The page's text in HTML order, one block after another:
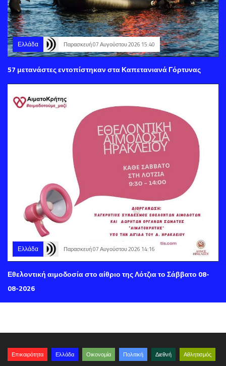
Ελλάδα Παρασκευή 07 Αυγούστου 2026 15:40
57 μετανάστες εντοπίστηκαν στα Καπετανιανά Γόρτυνας
Ελλάδα Παρασκευή 07 Αυγούστου 2026 14:16
Εθελοντική αιμοδοσία στο αίθριο της Λότζια το Σάββατο 08-
08-2026
Επικαιρότητα Ελλάδα Οικονομία Πολιτική Διεθνή Αθλητισμός